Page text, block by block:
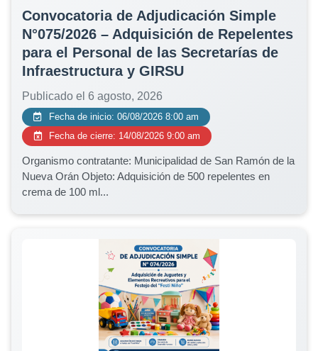
Convocatoria de Adjudicación Simple
N°075/2026 – Adquisición de Repelentes
para el Personal de las Secretarías de
Infraestructura y GIRSU
Publicado el 6 agosto, 2026
Fecha de inicio: 06/08/2026 8:00 am
Fecha de cierre: 14/08/2026 9:00 am
Organismo contratante: Municipalidad de San Ramón de la
Nueva Orán Objeto: Adquisición de 500 repelentes en
crema de 100 ml...